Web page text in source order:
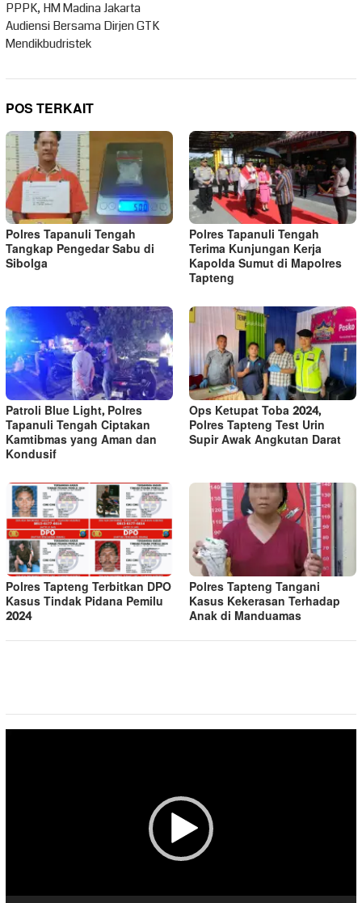
PPPK, HM Madina Jakarta
Audiensi Bersama Dirjen GTK
Mendikbudristek
POS TERKAIT
Polres Tapanuli Tengah
Tangkap Pengedar Sabu di
Sibolga
Polres Tapanuli Tengah
Terima Kunjungan Kerja
Kapolda Sumut di Mapolres
Tapteng
Patroli Blue Light, Polres
Tapanuli Tengah Ciptakan
Kamtibmas yang Aman dan
Kondusif
Ops Ketupat Toba 2024,
Polres Tapteng Test Urin
Supir Awak Angkutan Darat
Polres Tapteng Terbitkan DPO
Kasus Tindak Pidana Pemilu
2024
Polres Tapteng Tangani
Kasus Kekerasan Terhadap
Anak di Manduamas